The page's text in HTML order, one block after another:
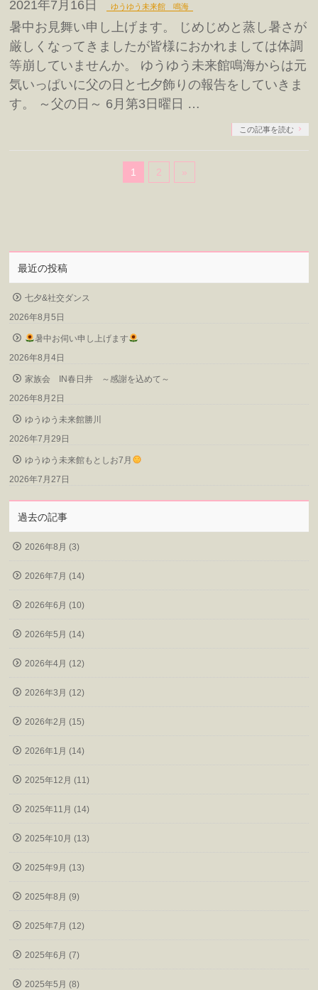
2021年7月16日 ゆうゆう未来館 鳴海
暑中お見舞い申し上げます。 じめじめと蒸し暑さが
厳しくなってきましたが皆様におかれましては体調
等崩していませんか。 ゆうゆう未来館鳴海からは元
気いっぱいに父の日と七夕飾りの報告をしていきま
す。 ～父の日～ 6月第3日曜日 …
この記事を読む
1 2 »
最近の投稿
七夕&社交ダンス
2026年8月5日
暑中お伺い申し上げます
2026年8月4日
家族会 IN春日井 ～感謝を込めて～
2026年8月2日
ゆうゆう未来館勝川
2026年7月29日
ゆうゆう未来館もとしお7月
2026年7月27日
過去の記事
2026年8月 (3)
2026年7月 (14)
2026年6月 (10)
2026年5月 (14)
2026年4月 (12)
2026年3月 (12)
2026年2月 (15)
2026年1月 (14)
2025年12月 (11)
2025年11月 (14)
2025年10月 (13)
2025年9月 (13)
2025年8月 (9)
2025年7月 (12)
2025年6月 (7)
2025年5月 (8)